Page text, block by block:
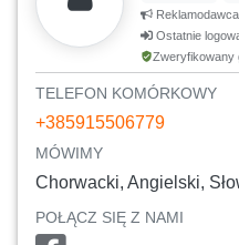
Ostatnie
Zweryfikowany
TELEFON KOMÓRKOWY
+385915506779
MÓWIMY
Chorwacki, Angielski,
POŁĄCZ SIĘ Z NAMI